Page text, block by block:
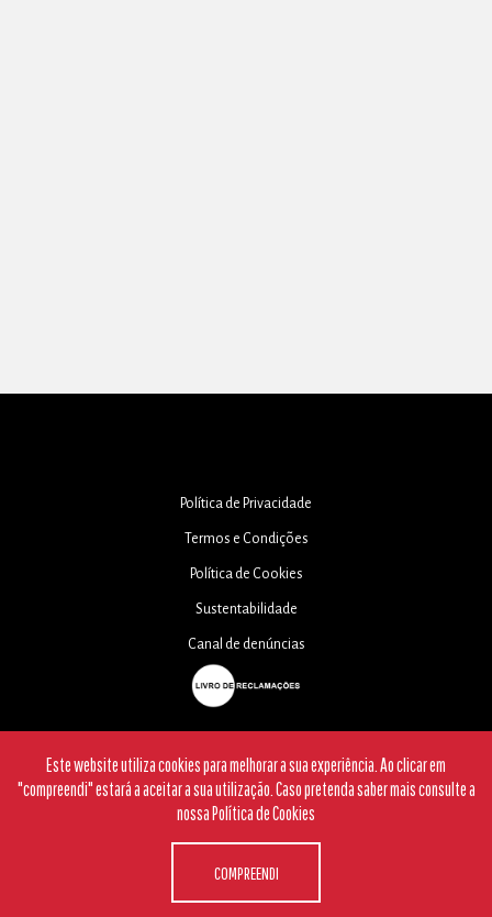
Política de Privacidade
Termos e Condições
Política de Cookies
Sustentabilidade
Canal de denúncias
Webdesign and Development by
Este website utiliza cookies para melhorar a sua experiência. Ao clicar em
"compreendi" estará a aceitar a sua utilização. Caso pretenda saber mais consulte a
nossaPolítica de Cookies
COMPREENDI